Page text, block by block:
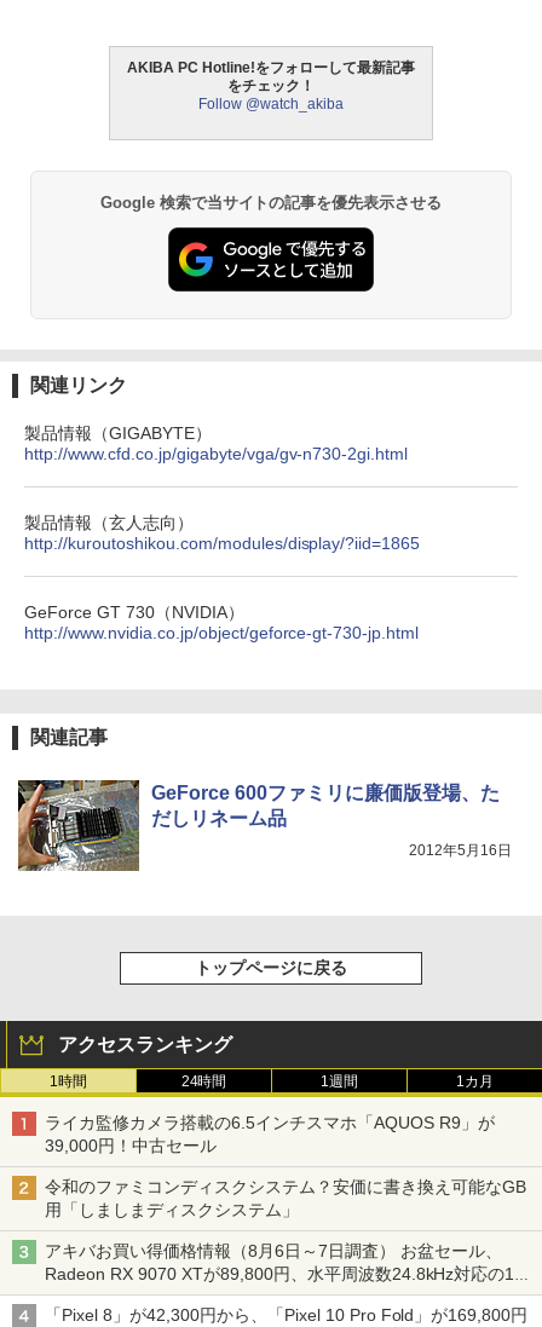
AKIBA PC Hotline!をフォローして最新記事
をチェック！
Follow @watch_akiba
Google 検索で当サイトの記事を優先表示させる
関連リンク
製品情報（GIGABYTE）
http://www.cfd.co.jp/gigabyte/vga/gv-n730-2gi.html
製品情報（玄人志向）
http://kuroutoshikou.com/modules/display/?iid=1865
GeForce GT 730（NVIDIA）
http://www.nvidia.co.jp/object/geforce-gt-730-jp.html
関連記事
GeForce 600ファミリに廉価版登場、た
だしリネーム品
2012年5月16日
トップページに戻る
アクセスランキング
1時間 24時間 1週間 1カ月
ライカ監修カメラ搭載の6.5インチスマホ「AQUOS R9」が
39,000円！中古セール
令和のファミコンディスクシステム？安価に書き換え可能なGB
用「しましまディスクシステム」
アキバお買い得価格情報（8月6日～7日調査） お盆セール、
Radeon RX 9070 XTが89,800円、水平周波数24.8kHz対応の17
型モニターが9,801円、暑さ指数連動セール ほか
「Pixel 8」が42,300円から、「Pixel 10 Pro Fold」が169,800円